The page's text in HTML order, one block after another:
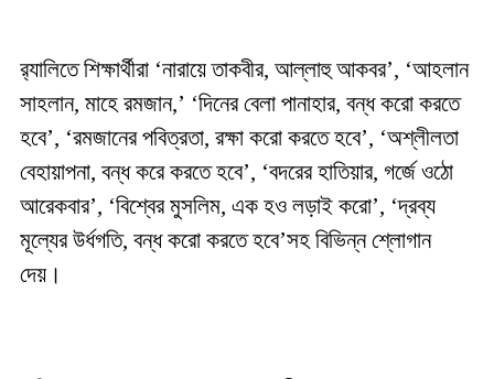
র‍্যালিতে শিক্ষার্থীরা ‘নারায়ে তাকবীর, আল্লাহু আকবর’, ‘আহলান
সাহলান, মাহে রমজান,’ ‘দিনের বেলা পানাহার, বন্ধ করো করতে
হবে’, ‘রমজানের পবিত্রতা, রক্ষা করো করতে হবে’, ‘অশ্লীলতা
বেহায়াপনা, বন্ধ করে করতে হবে’, ‘বদরের হাতিয়ার, গর্জে ওঠো
আরেকবার’, ‘বিশ্বের মুসলিম, এক হও লড়াই করো’, ‘দ্রব্য
মূল্যের উর্ধগতি, বন্ধ করো করতে হবে’সহ বিভিন্ন শ্লোগান
দেয়।